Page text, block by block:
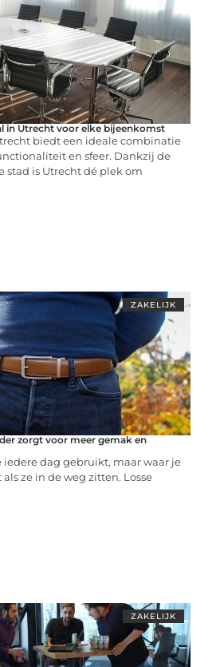
in Utrecht voor elke bijeenkomst
biedt een ideale combinatie
en sfeer. Dankzij de
stad is Utrecht dé plek om
ZAKELIJK
zorgt voor meer gemak en
iedere dag gebruikt, maar waar je
ze in de weg zitten. Losse
ZAKELIJK